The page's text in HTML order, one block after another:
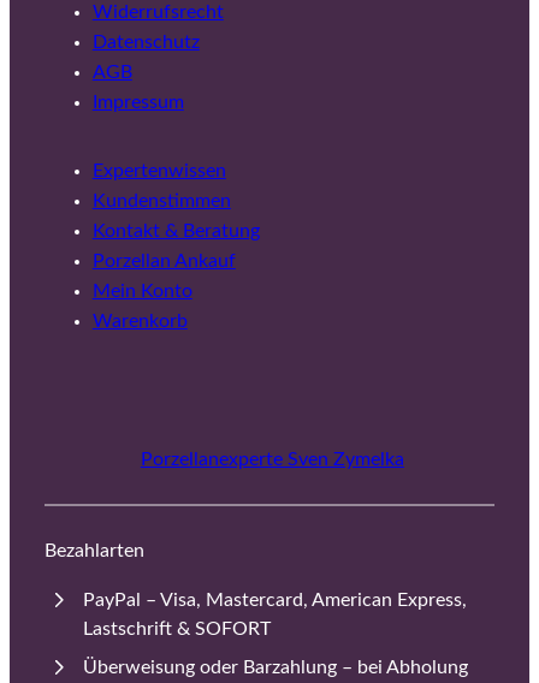
Widerrufsrecht
Datenschutz
AGB
Impressum
Expertenwissen
Kundenstimmen
Kontakt & Beratung
Porzellan Ankauf
Mein Konto
Warenkorb
Porzellanexperte Sven Zymelka
Bezahlarten
PayPal – Visa, Mastercard, American Express,
Lastschrift & SOFORT
Überweisung oder Barzahlung – bei Abholung